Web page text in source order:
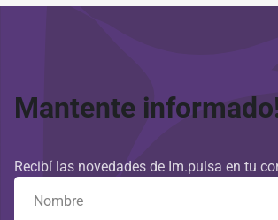
Mantente
Recibí las novedades de Im.pulsa en tu